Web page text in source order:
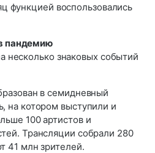
функцией воспользовались
пандемию
несколько знаковых событий
в семидневный
на котором выступили и
100 артистов и
Трансляции собрали 280
41 млн зрителей.